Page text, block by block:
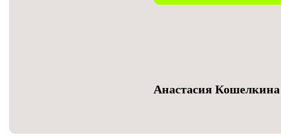
Анастасия Кошелкина